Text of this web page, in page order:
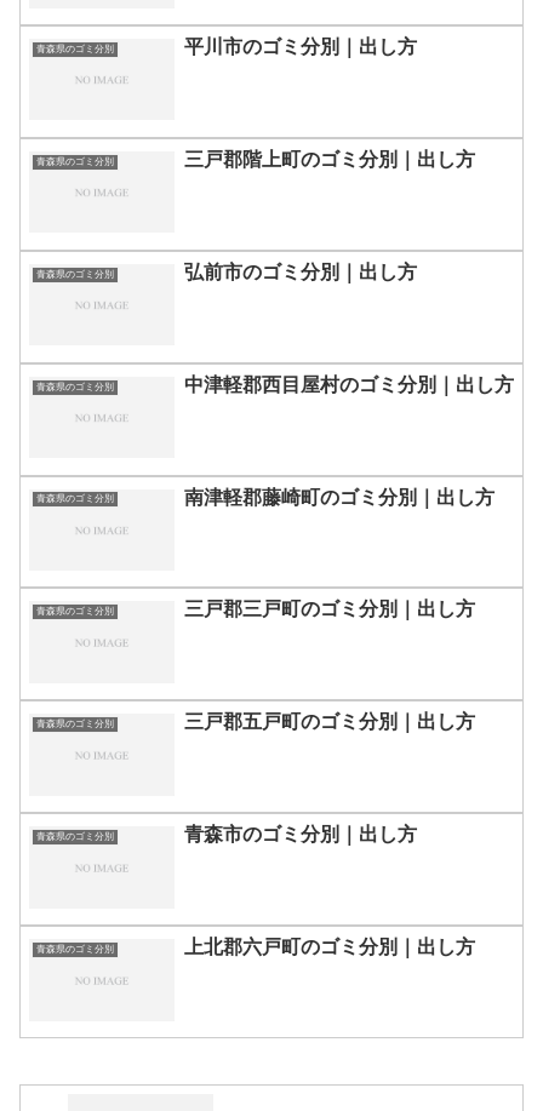
青森県のゴミ分別 平川市のゴミ分別｜出し方
青森県のゴミ分別 三戸郡階上町のゴミ分別｜出し方
青森県のゴミ分別 弘前市のゴミ分別｜出し方
青森県のゴミ分別 中津軽郡西目屋村のゴミ分別｜出し方
青森県のゴミ分別 南津軽郡藤崎町のゴミ分別｜出し方
青森県のゴミ分別 三戸郡三戸町のゴミ分別｜出し方
青森県のゴミ分別 三戸郡五戸町のゴミ分別｜出し方
青森県のゴミ分別 青森市のゴミ分別｜出し方
青森県のゴミ分別 上北郡六戸町のゴミ分別｜出し方